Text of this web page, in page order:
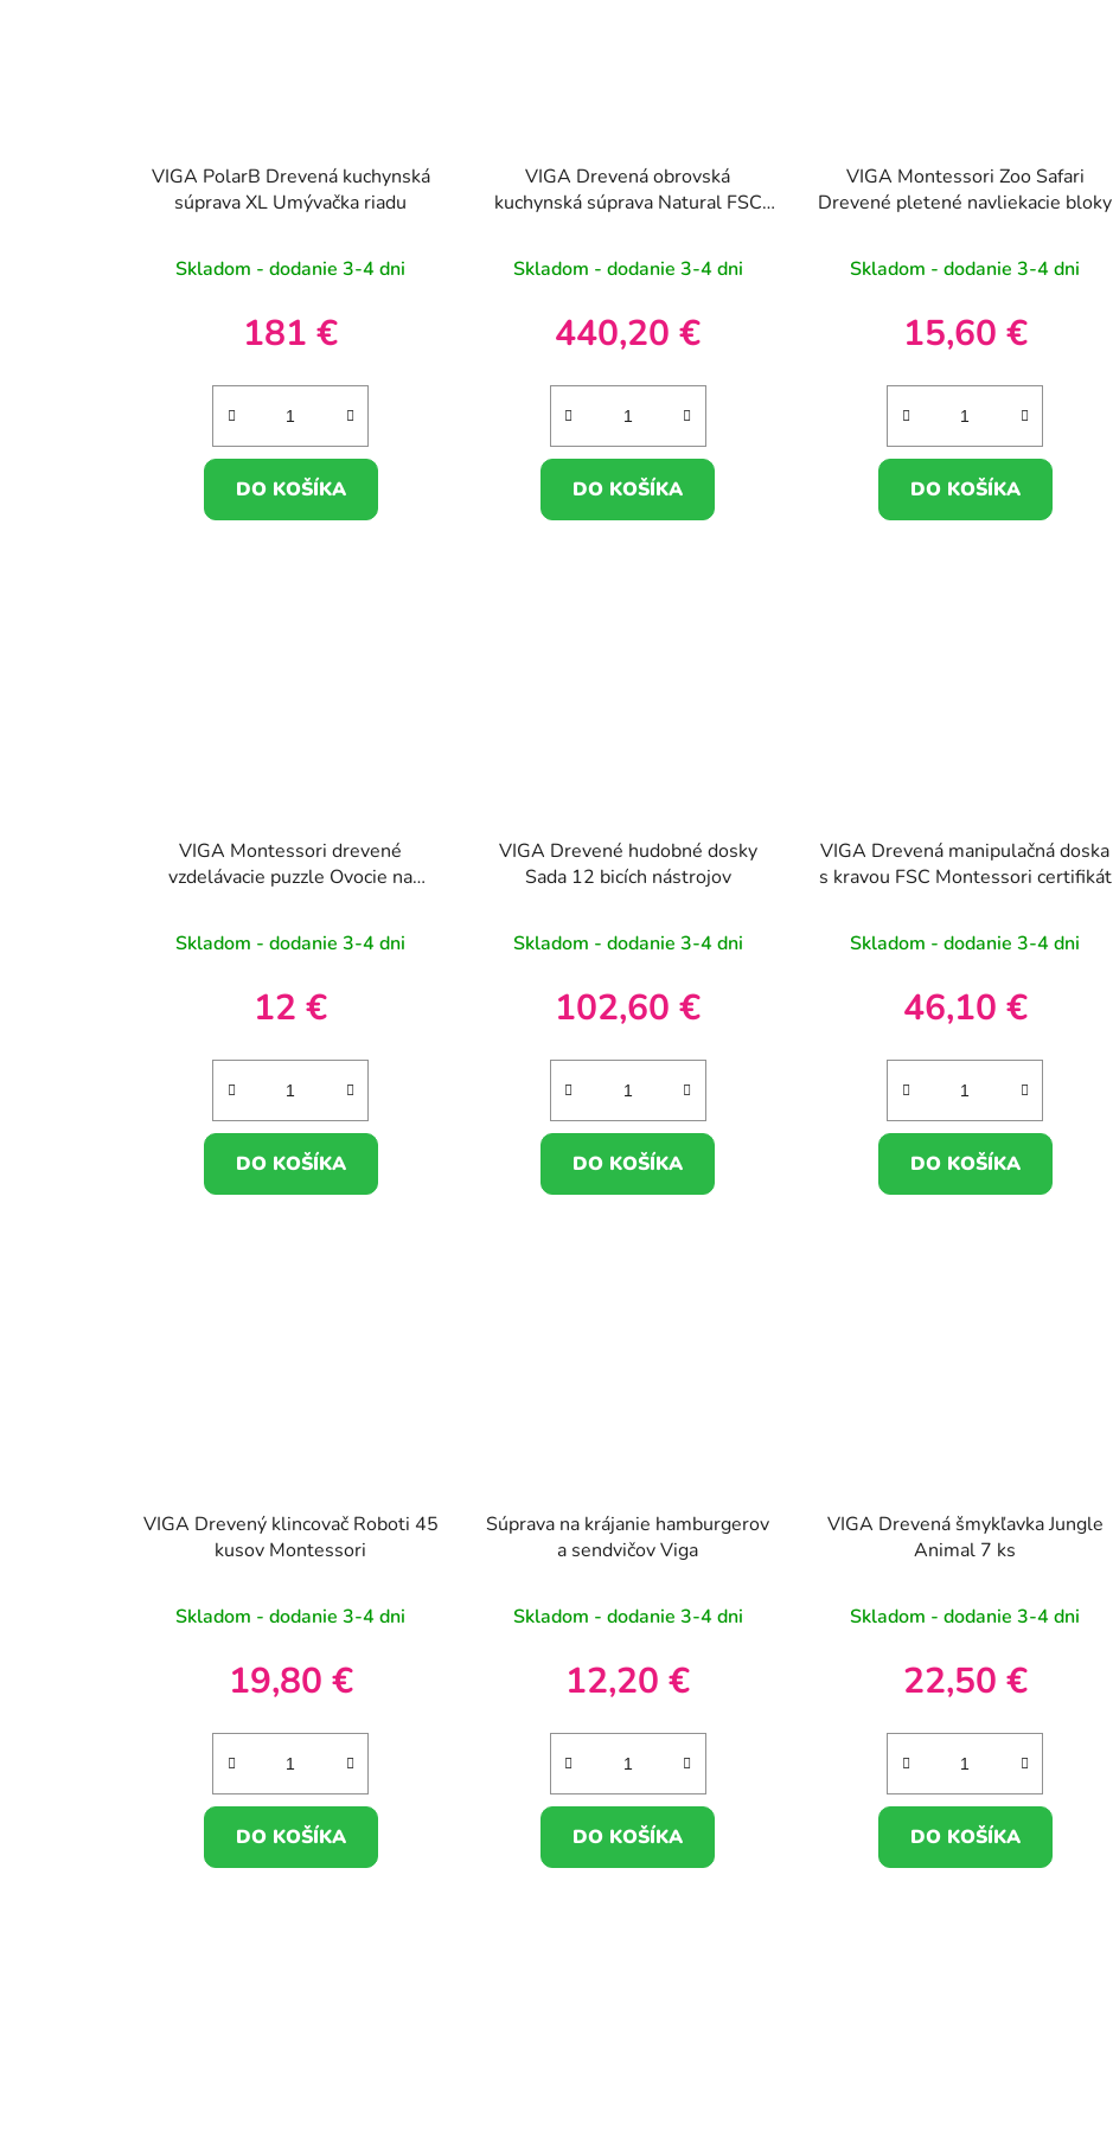
VIGA PolarB Drevená kuchynská
súprava XL Umývačka riadu
Skladom - dodanie 3-4 dni
181 €
DO KOŠÍKA
VIGA Drevená obrovská
kuchynská súprava Natural FSC
Skladom - dodanie 3-4 dni
440,20 €
DO KOŠÍKA
VIGA Montessori Zoo Safari
Drevené pletené navliekacie bloky
Skladom - dodanie 3-4 dni
15,60 €
DO KOŠÍKA
VIGA Montessori drevené
vzdelávacie puzzle Ovocie na
Skladom - dodanie 3-4 dni
12 €
DO KOŠÍKA
VIGA Drevené hudobné dosky
Sada 12 bicích nástrojov
Skladom - dodanie 3-4 dni
102,60 €
DO KOŠÍKA
VIGA Drevená manipulačná doska
s kravou FSC Montessori certifikát
Skladom - dodanie 3-4 dni
46,10 €
DO KOŠÍKA
VIGA Drevený klincovač Roboti 45
kusov Montessori
Skladom - dodanie 3-4 dni
19,80 €
DO KOŠÍKA
Súprava na krájanie hamburgerov
a sendvičov Viga
Skladom - dodanie 3-4 dni
12,20 €
DO KOŠÍKA
VIGA Drevená šmykľavka Jungle
Animal 7 ks
Skladom - dodanie 3-4 dni
22,50 €
DO KOŠÍKA